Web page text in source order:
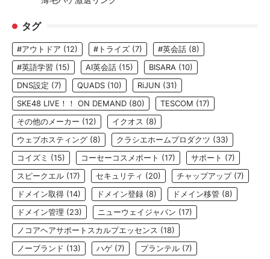
タグ
#アウトドア (12) #トライズ (7) #英会話 (8)
#英語学習 (15) AI英会話 (15) BISARA (10)
DNS設定 (7) QUADS (10) RiJUN (31)
SKE48 LIVE！！ ON DEMAND (80) TESCOM (17)
その他のメーカー (12) イクオス (8)
ウェブホスティング (8) クラシエホームプロダクツ (33)
コイズミ (15) コーセーコスメポート (17) サポート (7)
スピークエル (17) セキュリティ (20) チャップアップ(7)
ドメイン取得 (14) ドメイン登録 (8) ドメイン移管 (8)
ドメイン管理 (23) ニューウェイジャパン (17)
ノコアヘアサポートスカルプエッセンス (18)
ノーブランド (13) ハゲ (7) プランテル (7)